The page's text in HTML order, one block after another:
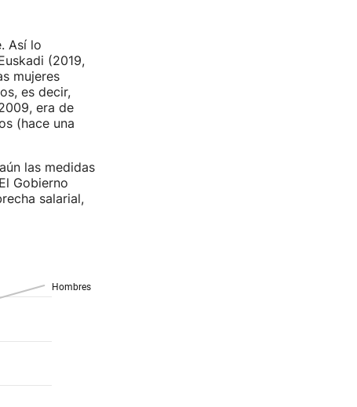
Así lo
(2019,
mujeres
es decir,
era de
(hace una
las medidas
Gobierno
salarial,